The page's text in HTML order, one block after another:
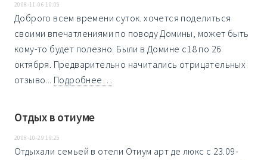
2008-11-06 10:05
Доброго всем времени суток. хочется поделиться
своими впечатлениями по поводу Домины, может быть
кому-то будет полезно. Были в Домине с18 по 26
октября. Предварительно начитались отрицательных
отзыво... Подробнее…
Отдых в отиуме
2008-10-29 19:25
Отдыхали семьей в отели Отиум арт де люкс с 23.09-